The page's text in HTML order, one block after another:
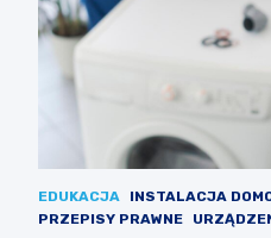
EDUKACJA INSTALACJA
PRZEPISY PRAWNE